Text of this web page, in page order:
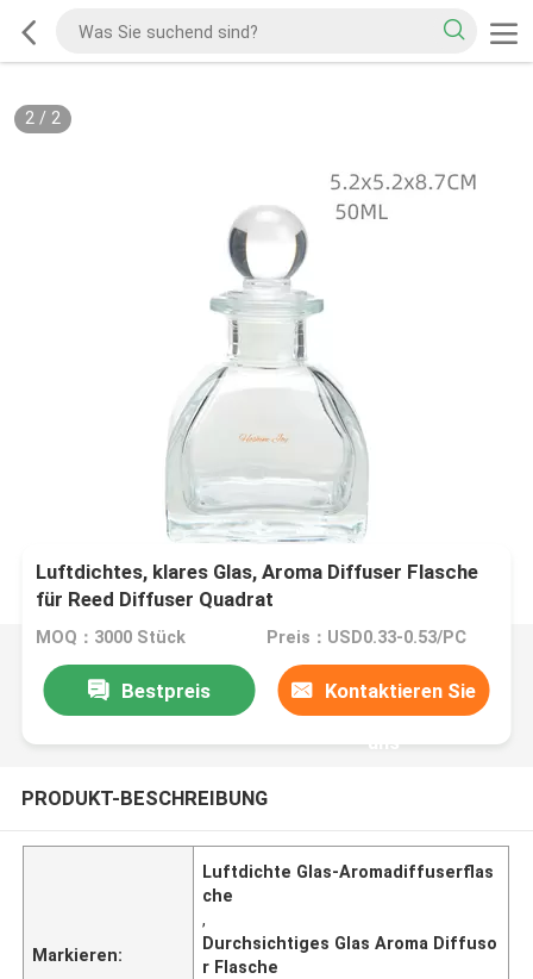
2/ 2
Luftdichtes, klares Glas, Aroma Diffuser Flasche
für Reed Diffuser Quadrat
MOQ：3000 Stück Preis：USD0.33-0.53/PC
Bestpreis Kontaktieren Sie
uns
PRODUKT-BESCHREIBUNG
Markieren:
Luftdichte Glas-Aromadiffuserflas
che
,
Durchsichtiges Glas Aroma Diffuso
r Flasche